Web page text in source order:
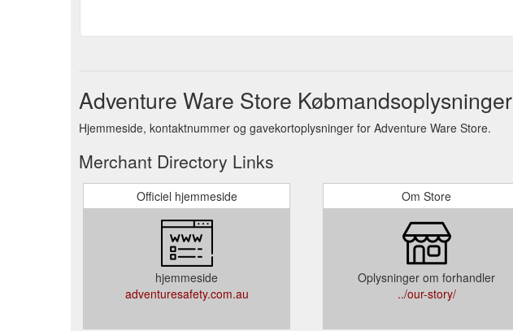
Adventure Ware Store Købmandsoplysninger
Hjemmeside, kontaktnummer og gavekortoplysninger for Adventure Ware Store.
Merchant Directory Links
Officiel hjemmeside
hjemmeside
adventuresafety.com.au
Om Store
Oplysninger om forhandler
../our-story/